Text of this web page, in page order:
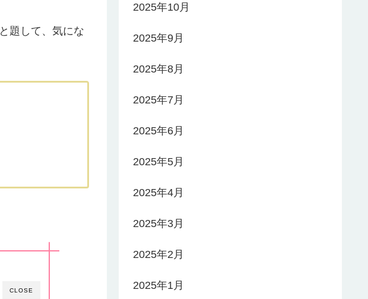
と題して、気にな
CLOSE
2025年10月
2025年9月
2025年8月
2025年7月
2025年6月
2025年5月
2025年4月
2025年3月
2025年2月
2025年1月